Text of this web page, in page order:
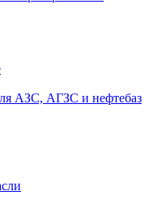
АЗС, АГЗС и нефтебаз